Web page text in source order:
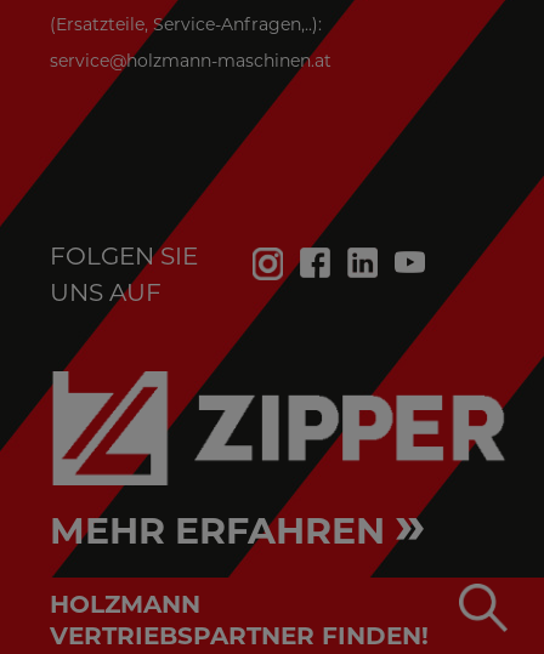
(Ersatzteile, Service-Anfragen,..):
service@holzmann-maschinen.at
FOLGEN SIE
UNS AUF
MEHR ERFAHREN »
HOLZMANN
VERTRIEBSPARTNER FINDEN!